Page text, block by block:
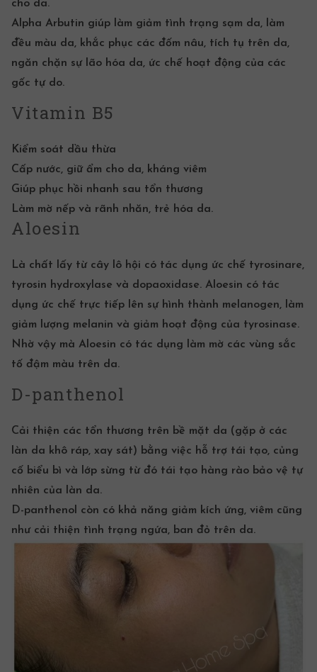
cho da.
Alpha Arbutin giúp làm giảm tình trạng sạm da, làm
đều màu da, khắc phục các đốm nâu, tích tụ trên da,
ngăn chặn sự lão hóa da, ức chế hoạt động của các
gốc tự do.
Vitamin B5
Kiểm soát dầu thừa
Cấp nước, giữ ẩm cho da, kháng viêm
Giúp phục hồi nhanh sau tổn thương
Làm mờ nếp và rãnh nhăn, trẻ hóa da.
Aloesin
Là chất lấy từ cây lô hội có tác dụng ức chế tyrosinare,
tyrosin hydroxylase và dopaoxidase. Aloesin có tác
dụng ức chế trực tiếp lên sự hình thành melanogen, làm
giảm lượng melanin và giảm hoạt động của tyrosinase.
Nhờ vậy mà Aloesin có tác dụng làm mờ các vùng sắc
tố đậm màu trên da.
D-panthenol
Cải thiện các tổn thương trên bề mặt da (gặp ở các
làn da khô ráp, xay sát) bằng việc hỗ trợ tái tạo, củng
cố biểu bì và lớp sừng từ đó tái tạo hàng rào bảo vệ tự
nhiên của làn da.
D-panthenol còn có khả năng giảm kích ứng, viêm cũng
như cải thiện tình trạng ngứa, ban đỏ trên da.